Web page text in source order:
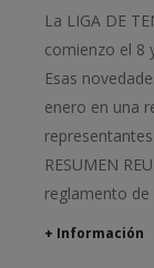
La LIGA DE
comienzo el 8
Esas
enero en una
RESUMEN
reglamento de
+ Información